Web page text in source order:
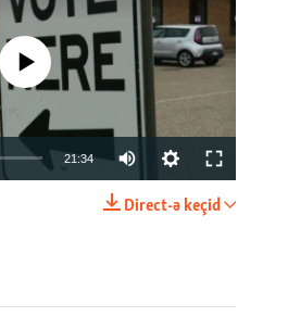
currently available
21:34
Direct-ə keçid